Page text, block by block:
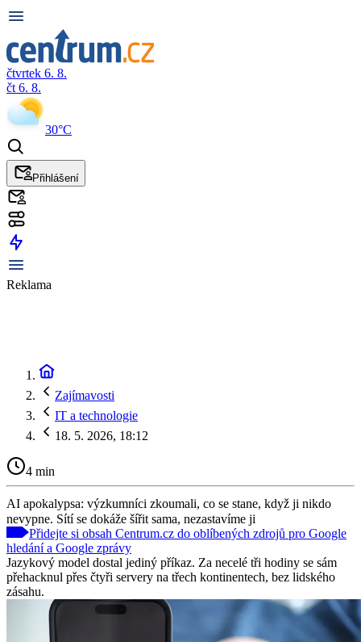
čtvrtek 6. 8.
čt 6. 8.
30°C
Přihlášení
Reklama
Zajímavosti
IT a technologie
18. 5. 2026, 18:12
4 min
AI apokalypsa: výzkumníci zkoumali, co se stane, když ji nikdo
nevypne. Sítí se dokáže šířit sama, nezastavíme ji
Přidejte si obsah Centrum.cz do oblíbených zdrojů pro Google
hledání a Google zprávy
Jazykový model dostal jediný příkaz. Za necelé tři hodiny se sám
přehacknul přes čtyři servery na třech kontinentech, bez lidského
zásahu.